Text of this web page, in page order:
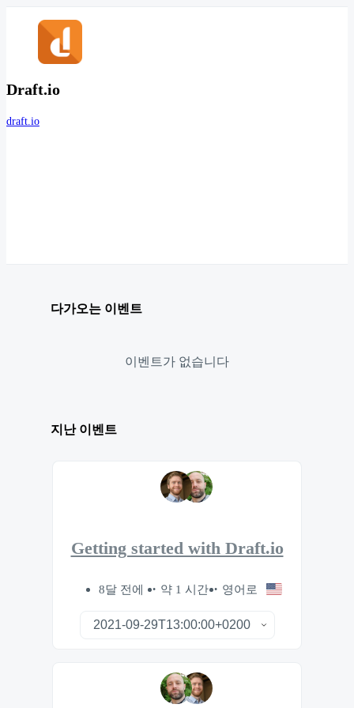
Draft.io
draft.io
다가오는 이벤트
이벤트가 없습니다
지난 이벤트
Getting started with Draft.io
8달 전에 약 1 시간 영어로